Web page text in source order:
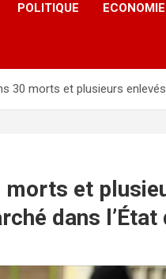
POLITIQUE ECONOMIE
30 morts et plusieurs
et
dans l’État